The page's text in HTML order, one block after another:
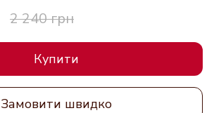
2 240 грн
Купити
Замовити швидко